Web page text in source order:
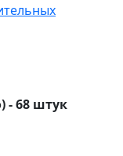
- 68 штук